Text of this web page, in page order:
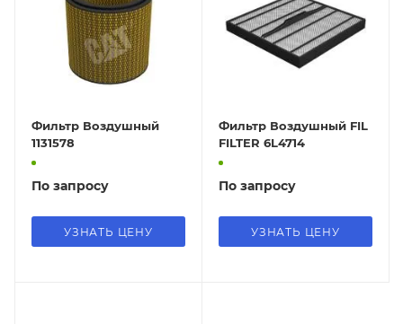
Фильтр Воздушный
1131578
По запросу
УЗНАТЬ ЦЕНУ
Фильтр Воздушный FIL
FILTER 6L4714
По запросу
УЗНАТЬ ЦЕНУ